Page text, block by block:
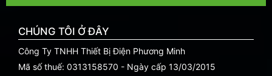
CHÚNG TÔI Ở ĐÂY
Công Ty TNHH Thiết Bị Điện Phương Minh
Mã số thuế: 0313158570 - Ngày cấp 13/03/2015